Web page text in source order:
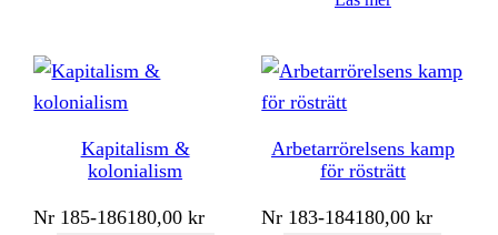
Kapitalism &
kolonialism
Nr 185-186180,00kr
Arbetarrörelsens kamp
för rösträtt
Nr 183-184180,00kr